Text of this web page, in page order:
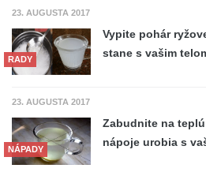
23. AUGUSTA 2017
RADY
Vypite pohár
stane s vašim
23. AUGUSTA 2017
NÁPADY
Zabudnite na
nápoje urobia s